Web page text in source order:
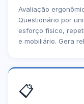
Avaliação
Questionário por
esforço físico,
e mobiliário. Gera
📋